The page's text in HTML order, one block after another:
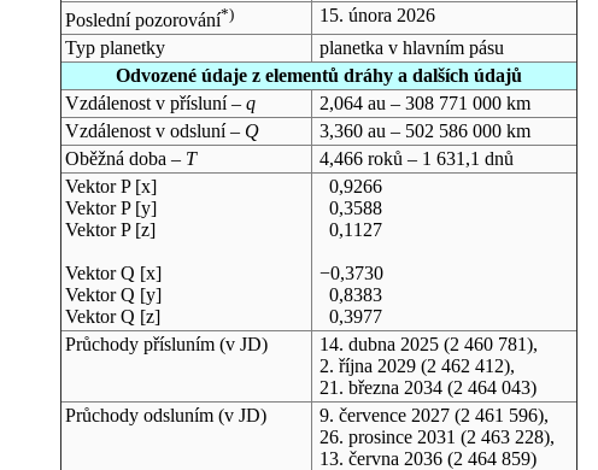
Poslední pozorování*)
15. února 2026
Typ planetky
planetka v hlavním pásu
Odvozené údaje z elementů dráhy a dalších údajů
Vzdálenost v přísluní – q
2,064 au – 308 771 000 km
Vzdálenost v odsluní – Q
3,360 au – 502 586 000 km
Oběžná doba – T
4,466 roků – 1 631,1 dnů
Vektor P [x]
Vektor P [y]
Vektor P [z]
Vektor Q [x]
Vektor Q [y]
Vektor Q [z]
0,9266
0,3588
0,1127
−0,3730
0,8383
0,3977
Průchody přísluním (v JD) 14. dubna 2025(2 460 781),
2. října 2029(2 462 412),
21. března 2034(2 464 043)
Průchody odsluním (v JD) 9. července 2027(2 461 596),
26. prosince 2031 (2 463 228),
13. června 2036(2 464 859)